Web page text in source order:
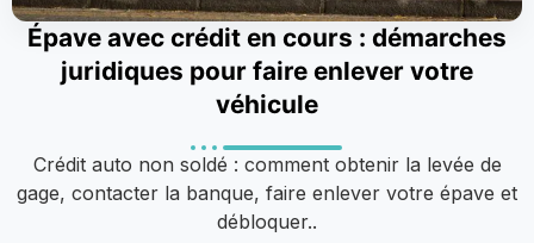
Épave avec crédit en cours : démarches
juridiques pour faire enlever votre
véhicule
Crédit auto non soldé : comment obtenir la levée de
gage, contacter la banque, faire enlever votre épave et
débloquer..